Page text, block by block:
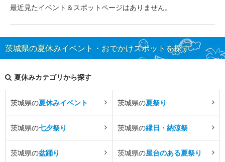
最近見たイベント＆スポットページはありません。
茨城県の夏休みイベント・おでかけスポットを探す
夏休みカテゴリから探す
茨城県の夏休みイベント 茨城県の夏祭り
茨城県の七夕祭り 茨城県の縁日・納涼祭
茨城県の盆踊り 茨城県の屋台のある夏祭り